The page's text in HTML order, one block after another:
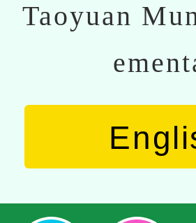
Taoyuan